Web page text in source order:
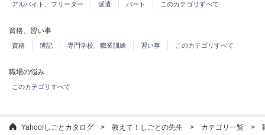
アルバイト、フリーター 派遣 パート このカテゴリすべて
資格、習い事
資格 簿記 専門学校、職業訓練 習い事 このカテゴリすべて
職場の悩み
このカテゴリすべて
Yahoo!しごとカタログ 教えて！しごとの先生 カテゴリ一覧